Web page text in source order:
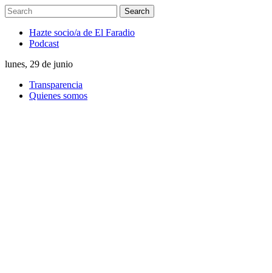
Hazte socio/a de El Faradio
Podcast
lunes, 29 de junio
Transparencia
Quienes somos